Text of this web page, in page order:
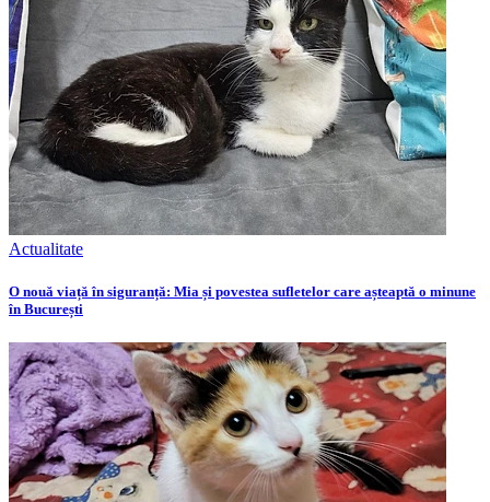
Actualitate
O nouă viață în siguranță: Mia și povestea sufletelor care așteaptă o minune
în București